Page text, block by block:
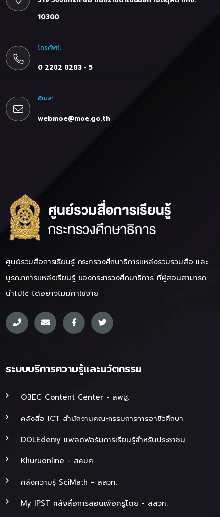
10300
โทรศัพท์:
0 2282 8283 - 5
อีเมล:
webmoe@moe.go.th
ศูนย์รวมสื่อการเรียนรู้ กระทรวงศึกษาธิการแหล่งรวบรวมสื่อ และ
บูรณาการแหล่งเรียนรู้ ของกระทรวงศึกษาธิการ ที่ผู้สอนสามารถ
นำไปใช้ ได้อย่างไม่มีค่าใช้จ่าย
ระบบบริการความรู้และนวัตกรรม
OBEC Content Center - สพฐ.
คลังสื่อ ICT สำนักงานคณะกรรมการการอาชีวศึกษา
DOLEdemy แพลตฟอร์มการเรียนรู้สำหรับประชาชน
Khuruonline - สคบศ.
คลังความรู้ SciMath - สสวท.
My IPST คลังสื่อการสอนเพื่อครูโดย - สสวท.